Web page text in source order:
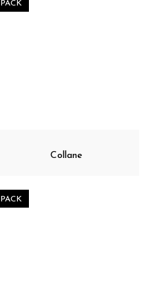
PACK
Collane
PACK